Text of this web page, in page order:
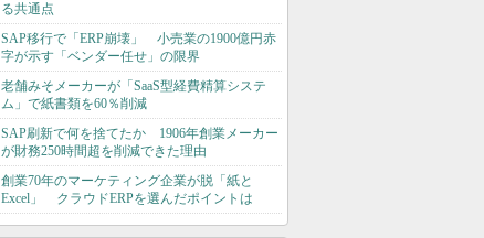
る共通点
SAP移行で「ERP崩壊」 小売業の1900億円赤
字が示す「ベンダー任せ」の限界
老舗みそメーカーが「SaaS型経費精算システ
ム」で紙書類を60％削減
SAP刷新で何を捨てたか 1906年創業メーカー
が財務250時間超を削減できた理由
創業70年のマーケティング企業が脱「紙と
Excel」 クラウドERPを選んだポイントは